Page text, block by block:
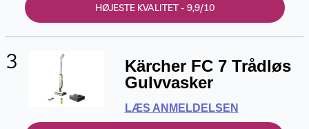
HØJESTE KVALITET - 9,9/10
3
Kärcher FC 7 Trådløs
Gulvvasker
LÆS ANMELDELSEN